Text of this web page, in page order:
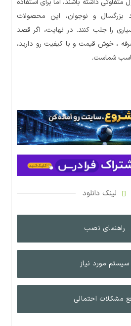
بزرگسال و نوجوان، این محصولات
را جلب کنند. در نهایت، اگر قصد
، خوش قیمت و با کیفیت رو دارید،
شماست.
لینک دانلود
راهنمای نصب
سیستم مورد نیاز
مشکلات احتمالی